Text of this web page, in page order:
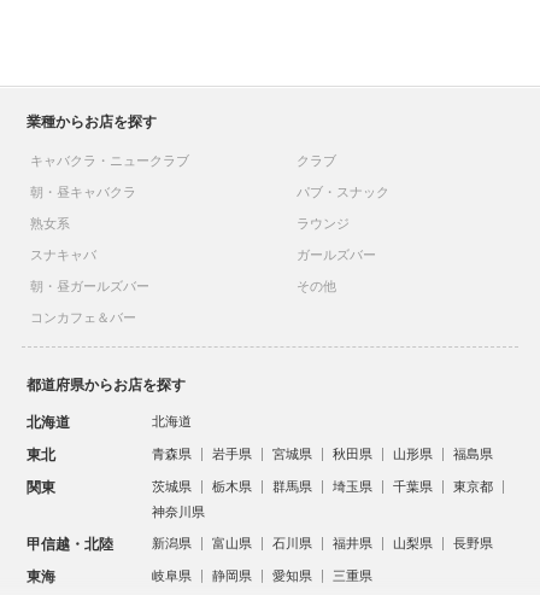
業種からお店を探す
キャバクラ・ニュークラブ
クラブ
朝・昼キャバクラ
パブ・スナック
熟女系
ラウンジ
スナキャバ
ガールズバー
朝・昼ガールズバー
その他
コンカフェ＆バー
都道府県からお店を探す
北海道 北海道
東北 青森県 岩手県 宮城県 秋田県 山形県 福島県
関東 茨城県 栃木県 群馬県 埼玉県 千葉県
東京都
神奈川県
甲信越・北陸 新潟県 富山県 石川県 福井県 山梨県 長野県
東海 岐阜県 静岡県 愛知県 三重県